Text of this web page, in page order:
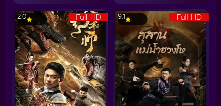
Full HD
2.0 Full HD
9.1